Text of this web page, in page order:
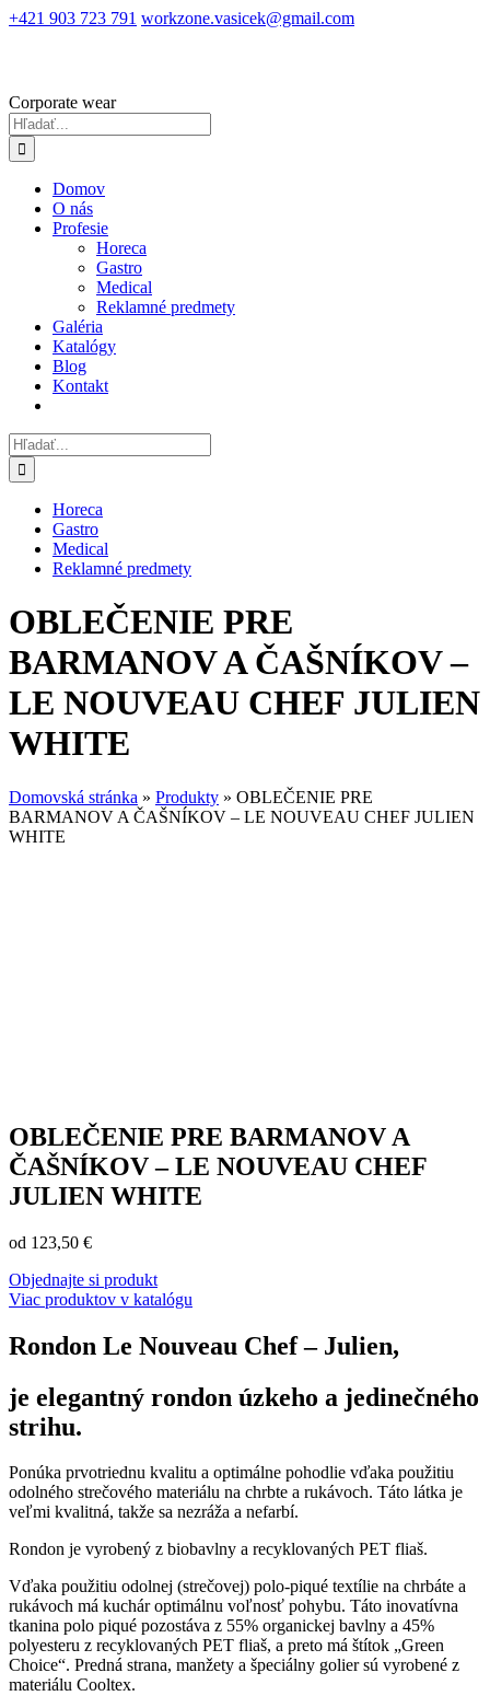
Skip
+421 903 723 791 workzone.vasicek@gmail.com
Corporate wear
Hľadať:
Domov
O nás
Profesie
Horeca
Gastro
Medical
Reklamné predmety
Galéria
Katalógy
Blog
Kontakt
Hľadať:
Horeca
Gastro
Medical
Reklamné predmety
OBLEČENIE PRE
BARMANOV A ČAŠNÍKOV –
LE NOUVEAU CHEF JULIEN
WHITE
Domovská stránka » Produkty » OBLEČENIE PRE
BARMANOV A ČAŠNÍKOV – LE NOUVEAU CHEF JULIEN
WHITE
OBLEČENIE PRE BARMANOV A
ČAŠNÍKOV – LE NOUVEAU CHEF
JULIEN WHITE
od 123,50 €
Objednajte si produkt
Viac produktov v katalógu
Rondon Le Nouveau Chef – Julien,
je elegantný rondon úzkeho a jedinečného
strihu.
Ponúka prvotriednu kvalitu a optimálne pohodlie vďaka použitiu
odolného strečového materiálu na chrbte a rukávoch. Táto látka je
veľmi kvalitná, takže sa nezráža a nefarbí.
Rondon je vyrobený z biobavlny a recyklovaných PET fliaš.
Vďaka použitiu odolnej (strečovej) polo-piqué textílie na chrbáte a
rukávoch má kuchár optimálnu voľnosť pohybu. Táto inovatívna
tkanina polo piqué pozostáva z 55% organickej bavlny a 45%
polyesteru z recyklovaných PET fliaš, a preto má štítok „Green
Choice“. Predná strana, manžety a špeciálny golier sú vyrobené z
materiálu Cooltex.